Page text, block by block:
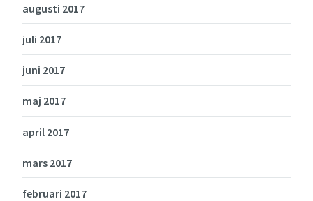
augusti 2017
juli 2017
juni 2017
maj 2017
april 2017
mars 2017
februari 2017